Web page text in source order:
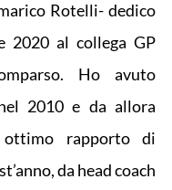
Rotelli- dedico
2020 al collega GP
Ho avuto
2010 e da allora
rapporto di
da head coach